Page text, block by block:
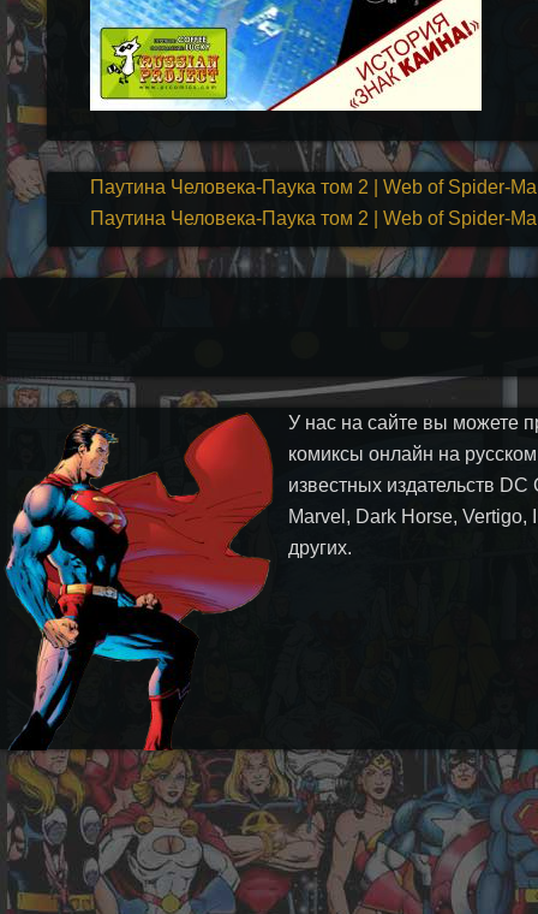
Паутина Человека-Паука том 2 | Web of Spider-
Паутина Человека-Паука том 2 | Web of Spider-
У нас на сайте вы можете
комиксы онлайн на
известных издательств DC
Marvel, Dark Horse, Vertigo,
других.